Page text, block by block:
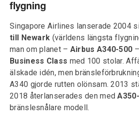
flygning
Singapore Airlines lanserade 2004
till Newark (världens längsta
man om planet – Airbus A340-500
Business Class med 100 stolar.
älskade idén, men
A340 gjorde rutten olönsam. 2013
2018 återlanserades den med
bränslesnålare modell.